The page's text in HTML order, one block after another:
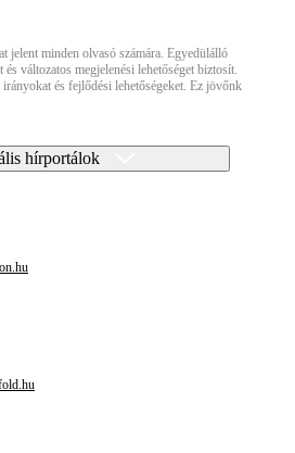
jelent minden olvasó számára. Egyedülálló
és változatos megjelenési lehetőséget biztosít.
és fejlődési lehetőségeket. Ez jövőnk
hírportálok